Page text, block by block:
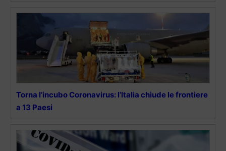
Torna l’incubo Coronavirus: l’Italia chiude le frontiere
a 13 Paesi